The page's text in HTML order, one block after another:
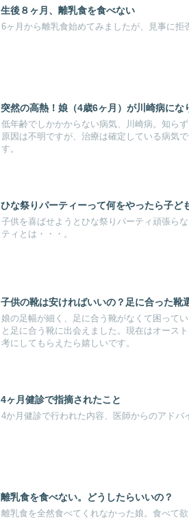
生後８ヶ月、離乳食を食べない
6ヶ月から離乳食始めてみましたが、見事に拒
突然の高熱！娘（4歳6ヶ月）が川崎病にな
低年齢でしかかからない病気、川崎病。知ら
原因は不明ですが、治療は確定している病気
す。
ひな祭りパーティーって何をやったら子ど
子供を喜ばせようとひな祭りパーティ頑張ら
ティとは・・・。
子供の靴は安ければいいの？足に合った靴
娘の足幅が細く、足に合う靴がなくて困って
と足に合う靴に出会えました。現在はオース
考にしてもらえたら嬉しいです。
4ヶ月健診で指摘されたこと
4か月健診で行われた内容、医師からのアドバ
離乳食を食べない。どうしたらいいの？
離乳食を全然食べてくれなかった娘。食べて